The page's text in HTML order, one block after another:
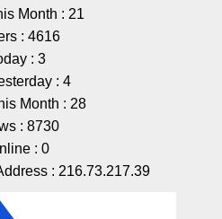
Month : 21
: 4616
: 3
: 4
Month : 28
: 8730
: 0
: 216.73.217.39